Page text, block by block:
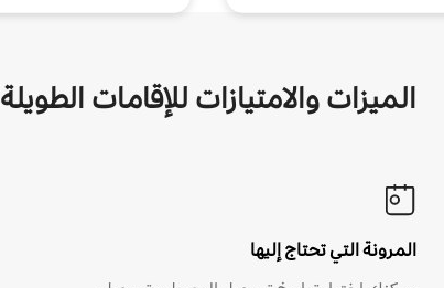
الميزات والامتيازات للإقامات الطويلة
المرونة التي تحتاج إليها